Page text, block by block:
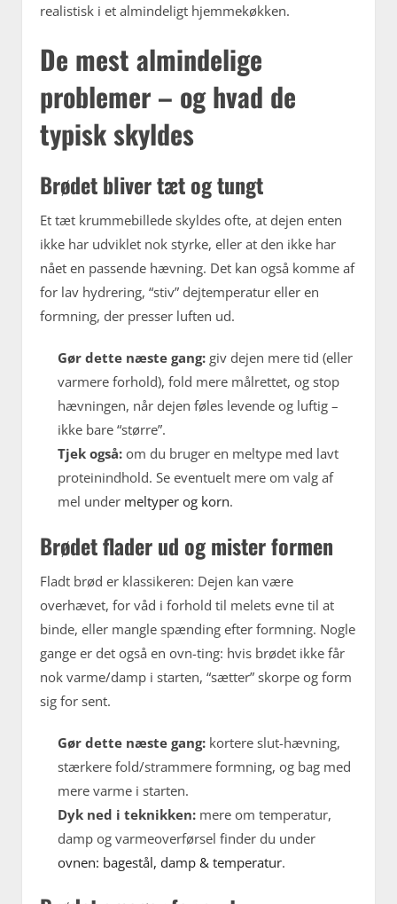
realistisk i et almindeligt hjemmekøkken.
De mest almindelige
problemer – og hvad de
typisk skyldes
Brødet bliver tæt og tungt
Et tæt krummebillede skyldes ofte, at dejen enten
ikke har udviklet nok styrke, eller at den ikke har
nået en passende hævning. Det kan også komme af
for lav hydrering, “stiv” dejtemperatur eller en
formning, der presser luften ud.
Gør dette næste gang: giv dejen mere tid (eller
varmere forhold), fold mere målrettet, og stop
hævningen, når dejen føles levende og luftig –
ikke bare “større”.
Tjek også: om du bruger en meltype med lavt
proteinindhold. Se eventuelt mere om valg af
mel under meltyper og korn.
Brødet flader ud og mister formen
Fladt brød er klassikeren: Dejen kan være
overhævet, for våd i forhold til melets evne til at
binde, eller mangle spænding efter formning. Nogle
gange er det også en ovn-ting: hvis brødet ikke får
nok varme/damp i starten, “sætter” skorpe og form
sig for sent.
Gør dette næste gang: kortere slut-hævning,
stærkere fold/strammere formning, og bag med
mere varme i starten.
Dyk ned i teknikken: mere om temperatur,
damp og varmeoverførsel finder du under
ovnen: bagestål, damp & temperatur.